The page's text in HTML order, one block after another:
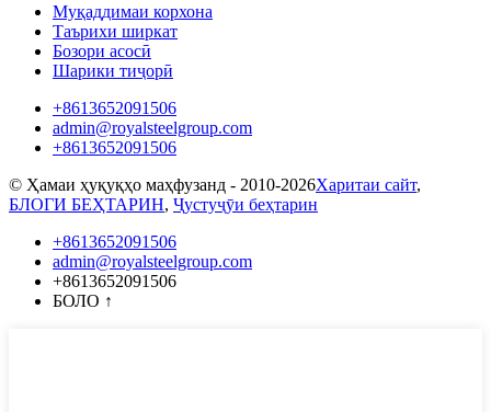
Муқаддимаи корхона
Таърихи ширкат
Бозори асосӣ
Шарики тиҷорӣ
+8613652091506
admin@royalsteelgroup.com
+8613652091506
© Ҳамаи ҳуқуқҳо маҳфузанд - 2010-2026Харитаи сайт,
БЛОГИ БЕҲТАРИН, Ҷустуҷӯи беҳтарин
+8613652091506
admin@royalsteelgroup.com
+8613652091506
БОЛО ↑